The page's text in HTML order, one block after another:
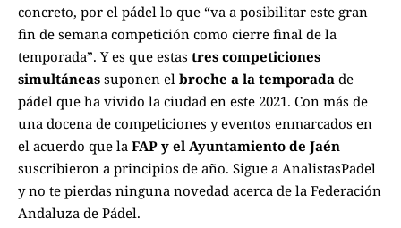
concreto, por el pádel lo que “va a posibilitar este gran
fin de semana competición como cierre final de la
temporada”. Y es que estas tres competiciones
simultáneas suponen el broche a la temporada de
pádel que ha vivido la ciudad en este 2021. Con más de
una docena de competiciones y eventos enmarcados en
el acuerdo que la FAP y el Ayuntamiento de Jaén
suscribieron a principios de año. Sigue a AnalistasPadel
y no te pierdas ninguna novedad acerca de la Federación
Andaluza de Pádel.